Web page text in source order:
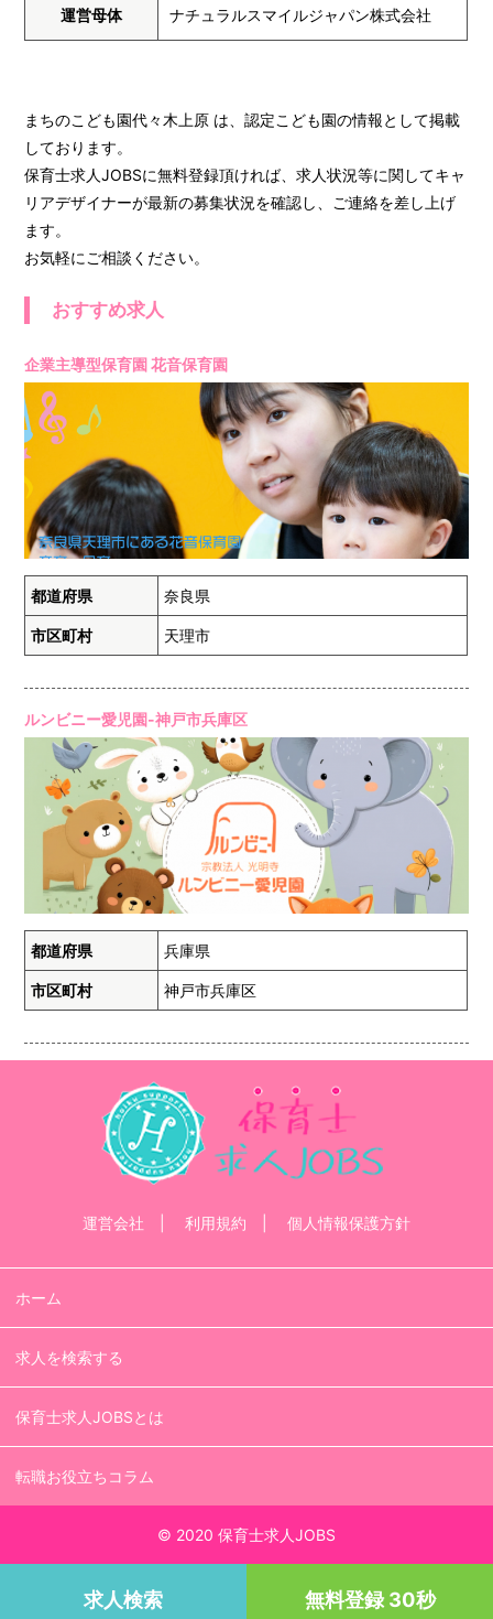
運営母体 ナチュラルスマイルジャパン株式会社
まちのこども園代々木上原 は、認定こども園の情報として掲載
しております。
保育士求人JOBSに無料登録頂ければ、求人状況等に関してキャ
リアデザイナーが最新の募集状況を確認し、ご連絡を差し上げ
ます。
お気軽にご相談ください。
おすすめ求人
企業主導型保育園 花音保育園
都道府県 奈良県
市区町村 天理市
ルンビニー愛児園-神戸市兵庫区
都道府県 兵庫県
市区町村 神戸市兵庫区
運営会社 利用規約 個人情報保護方針
ホーム
求人を検索する
保育士求人JOBSとは
転職お役立ちコラム
© 2020 保育士求人JOBS
求人検索 無料登録 30秒